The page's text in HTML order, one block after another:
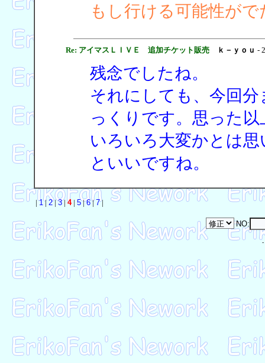
もし行ける可能性が
Re: アイマスＬＩＶＥ 追加チケット販売 ｋ－ｙｏｕ -
残念でしたね。
それにしても、今回
っくりです。思った
いろいろ大変かとは
といいですね。
|1| 2|3|4| 5|6|7|
NO:
-